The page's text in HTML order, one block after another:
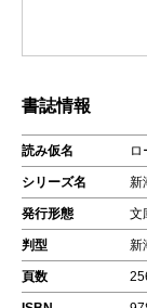
書誌情報
読み仮名
シリーズ名 新
発行形態 文
判型 新
頁数